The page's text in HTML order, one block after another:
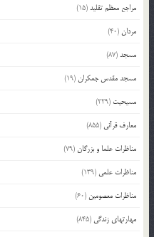
مراجع معظم تقلید(15)
مردان(40)
مسجد(87)
مسجد مقدس جمکران(19)
مسیحیت (229)
معارف قرآنی (855)
مناظرات علما و بزرگان(79)
مناظرات علمی (139)
مناظرات معصومین (60)
مهارتهای زندگی (845)